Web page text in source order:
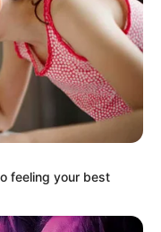
feeling your best